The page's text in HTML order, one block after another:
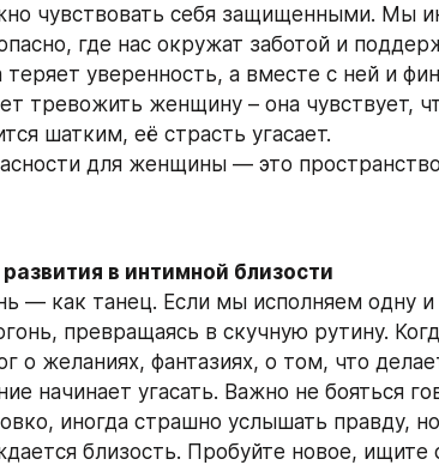
чувствовать себя защищенными. Мы
где нас окружат заботой и
уверенность, а вместе с ней и
тревожить женщину – она чувствует,
шатким, её страсть угасает.
для женщины — это
в интимной близости
— как танец. Если мы исполняем одну
превращаясь в скучную рутину.
о желаниях, фантазиях, о том, что
начинает угасать. Важно не бояться
иногда страшно услышать правду,
близость. Пробуйте новое, ищите